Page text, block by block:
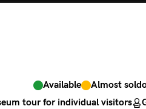
The ticket grants
Available Almost
tour for individual visitors